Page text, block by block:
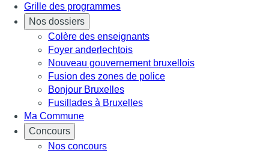
Grille des programmes
Nos dossiers
Colère des enseignants
Foyer anderlechtois
Nouveau gouvernement bruxellois
Fusion des zones de police
Bonjour Bruxelles
Fusillades à Bruxelles
Ma Commune
Concours
Nos concours